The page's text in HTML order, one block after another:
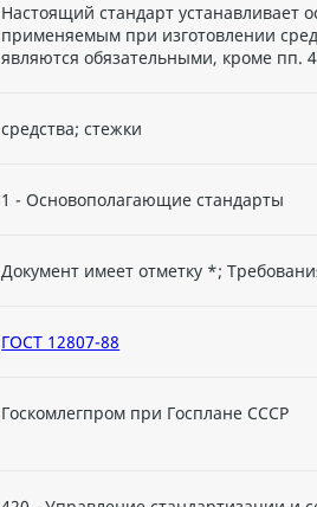
Настоящий стандарт устанавливает
применяемым при изготовлении
являются обязательными, кроме пп.
средства; стежки
1 - Основополагающие стандарты
Документ имеет отметку *;
ГОСТ 12807-88
Госкомлегпром при Госплане СССР